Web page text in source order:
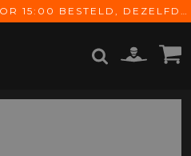
OP ONZE WERKDAGEN VOOR 15:00 BESTELD, DEZELFDE DAG VERZONDEN! GRATIS VERZENDING VANAF € 65,-